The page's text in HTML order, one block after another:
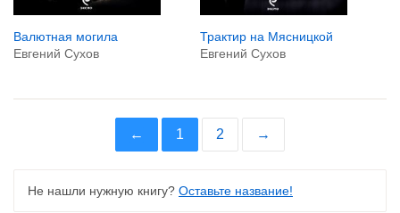
Валютная могила
Евгений Сухов
Трактир на Мясницкой
Евгений Сухов
← 1 2 →
Не нашли нужную книгу? Оставьте название!